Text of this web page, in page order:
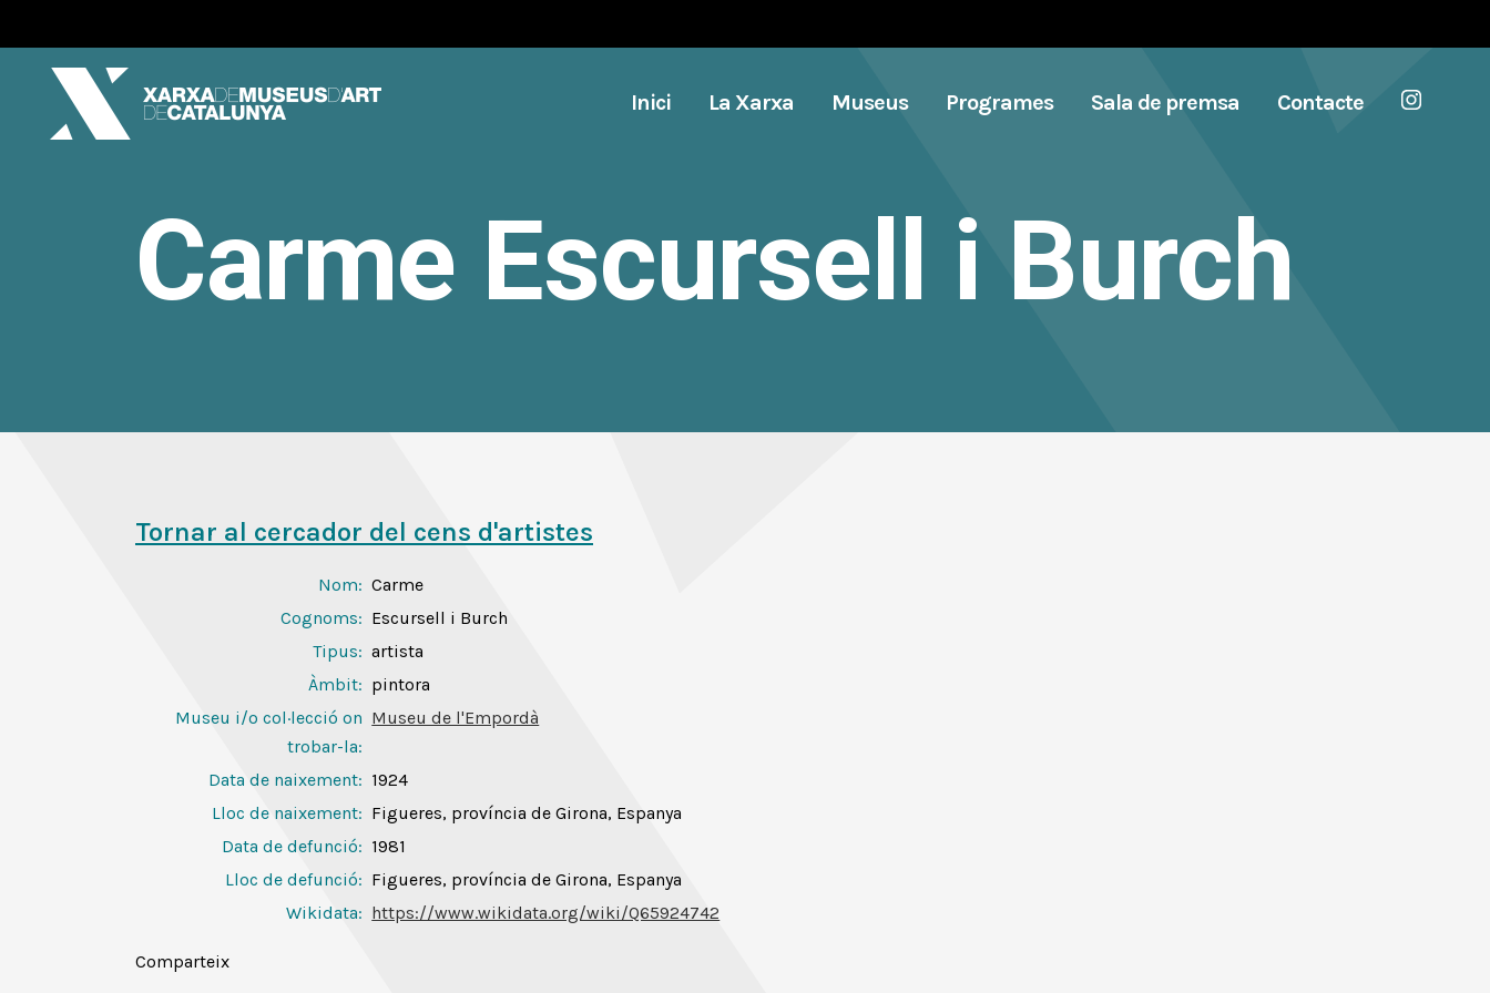
Inici La Xarxa Museus Programes Sala de premsa Contacte
Carme Escursell i Burch
Tornar al cercador del cens d'artistes
Nom: Carme
Cognoms: Escursell i Burch
Tipus: artista
Àmbit: pintora
Museu i/o col·lecció on
trobar-la:
Museu de l'Empordà
Data de naixement: 1924
Lloc de naixement: Figueres, província de Girona, Espanya
Data de defunció: 1981
Lloc de defunció: Figueres, província de Girona, Espanya
Wikidata: https://www.wikidata.org/wiki/Q65924742
Comparteix